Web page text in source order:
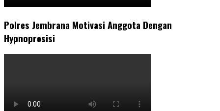
Polres Jembrana Motivasi Anggota Dengan
Hypnopresisi